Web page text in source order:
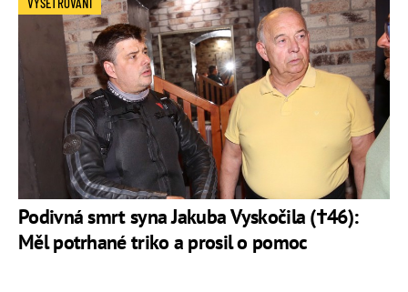
Podivná smrt syna Jakuba Vyskočila (†46):
Měl potrhané triko a prosil o pomoc